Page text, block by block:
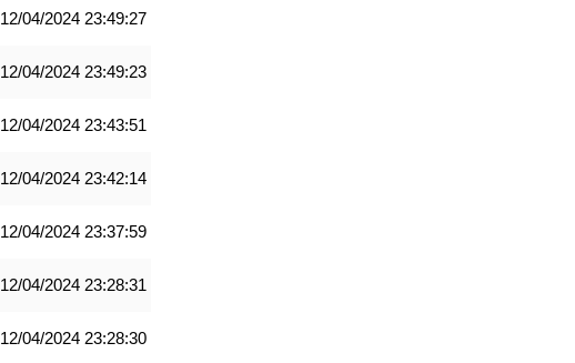
12/04/2024 23:49:27
12/04/2024 23:49:23
12/04/2024 23:43:51
12/04/2024 23:42:14
12/04/2024 23:37:59
12/04/2024 23:28:31
12/04/2024 23:28:30